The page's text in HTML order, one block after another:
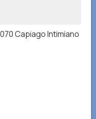
Capiago Intimiano